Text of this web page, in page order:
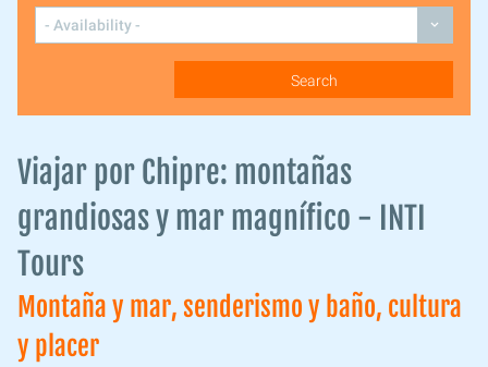
Viajar por Chipre: montañas
grandiosas y mar magnífico - INTI
Tours
Montaña y mar, senderismo y baño, cultura
y placer